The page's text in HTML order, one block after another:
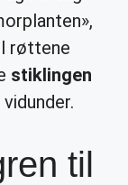
røttene
stiklingen
til